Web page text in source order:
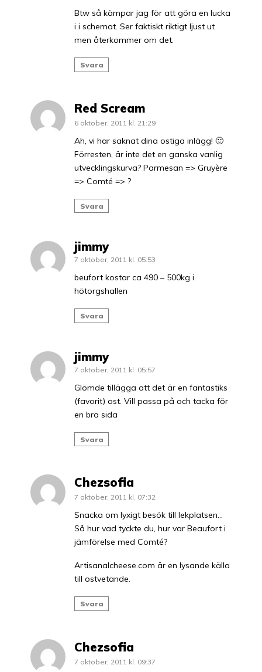
Btw så kämpar jag för att göra en lucka
i i schemat. Ser faktiskt riktigt ljust ut
men återkommer om det.
Svara
Red Scream
6 oktober, 2011 kl. 21:29
Ah, vi har saknat dina ostiga inlägg! 🙂
Förresten, är inte det en ganska vanlig
utvecklingskurva? Parmesan => Gruyère
=> Comté => ?
Svara
jimmy
7 oktober, 2011 kl. 05:53
beufort kostar ca 490 – 500kg i
hötorgshallen
Svara
jimmy
7 oktober, 2011 kl. 05:57
Glömde tillägga att det är en fantastiks
(favorit) ost. Vill passa på och tacka för
en bra sida
Svara
Chezsofia
7 oktober, 2011 kl. 07:32
Snacka om lyxigt besök till lekplatsen…
Så hur vad tyckte du, hur var Beaufort i
jämförelse med Comté?
Artisanalcheese.com är en lysande källa
till ostvetande.
Svara
Chezsofia
7 oktober, 2011 kl. 09:37